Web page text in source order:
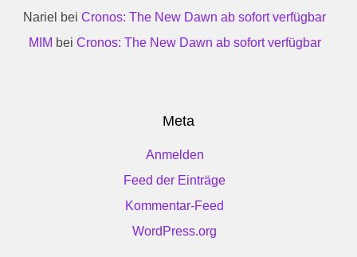
Nariel bei Cronos: The New Dawn ab sofort verfügbar
MIM bei Cronos: The New Dawn ab sofort verfügbar
Meta
Anmelden
Feed der Einträge
Kommentar-Feed
WordPress.org